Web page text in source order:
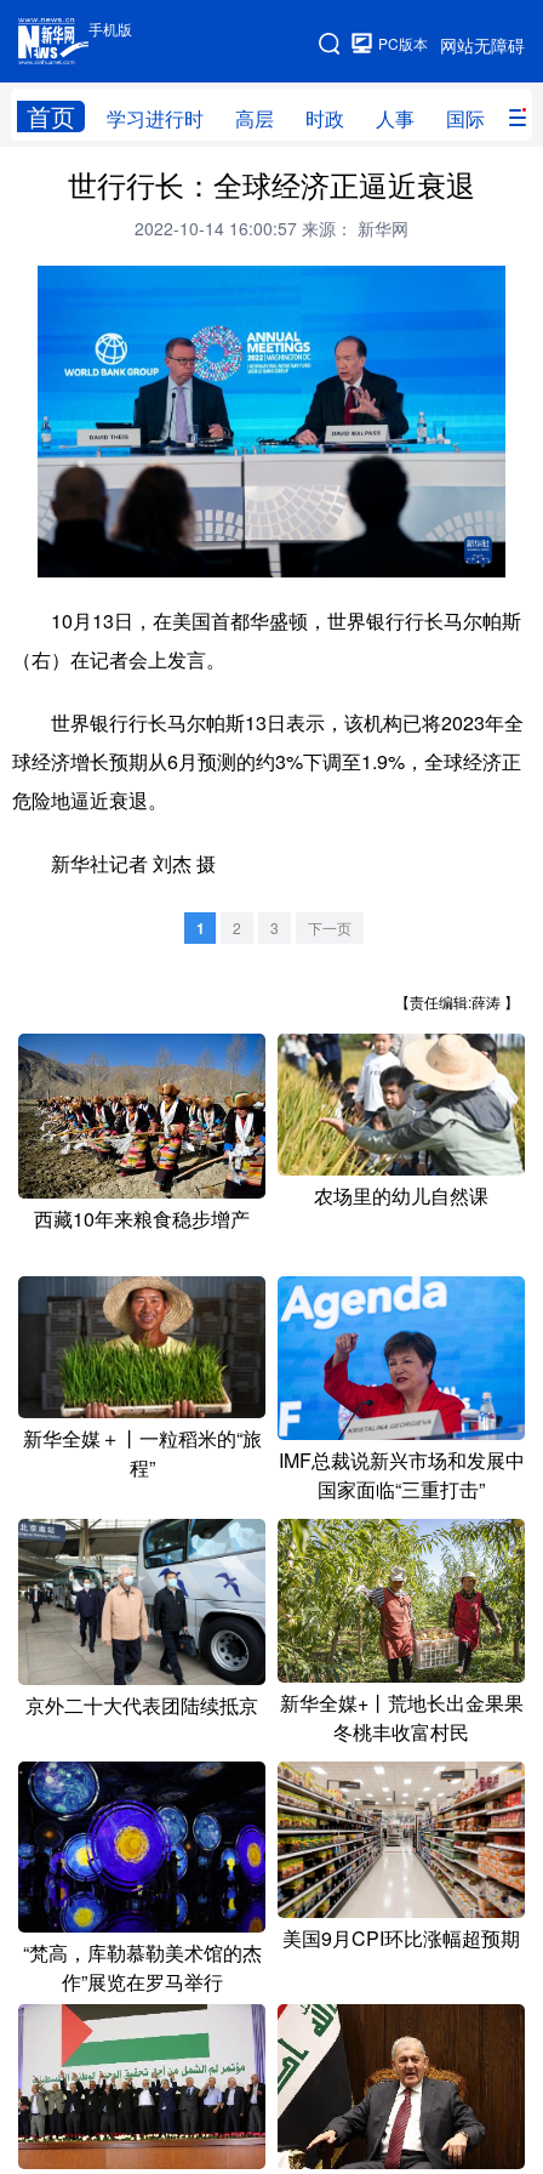
手机版
网站无障碍
PC版本
首页 学习进行时 高层 时政 人事 国际 财
手机版
网站地图
学习进行时 高层 时政 人事
财经 网评
科技 科创 量子
书画 健康
访谈 视频 图片 政务
法律 中央文件 金融 汽车
人居 信息化 数字经济
文化产业
天津 河北
江苏
浙江 安徽 福建 江西
山东 河南 湖北 湖南
广东 广西 海南 重庆
四川 贵州 云南 西藏
新疆 内蒙古 黑龙江
多语种频道
English Español Français عربى
日本語 한국어
Deutsch Português
世行行长：全球经济正逼近衰退
2022-10-14 16:00:57 来源： 新华网
10月13日，在美国首都华盛顿，世界银行行长马尔帕斯
（右）在记者会上发言。
世界银行行长马尔帕斯13日表示，该机构已将2023年全
球经济增长预期从6月预测的约3%下调至1.9%，全球经济正
危险地逼近衰退。
新华社记者 刘杰 摄
1 2 3 下一页
【责任编辑:薛涛 】
西藏10年来粮食稳步增产
农场里的幼儿自然课
新华全媒＋丨一粒稻米的“旅
程”
IMF总裁说新兴市场和发展中
国家面临“三重打击”
京外二十大代表团陆续抵京
新华全媒+丨荒地长出金果果
冬桃丰收富村民
“梵高，库勒慕勒美术馆的杰
作”展览在罗马举行
美国9月CPI环比涨幅超预期